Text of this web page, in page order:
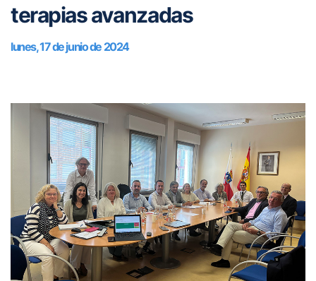
terapias avanzadas
lunes, 17 de junio de 2024